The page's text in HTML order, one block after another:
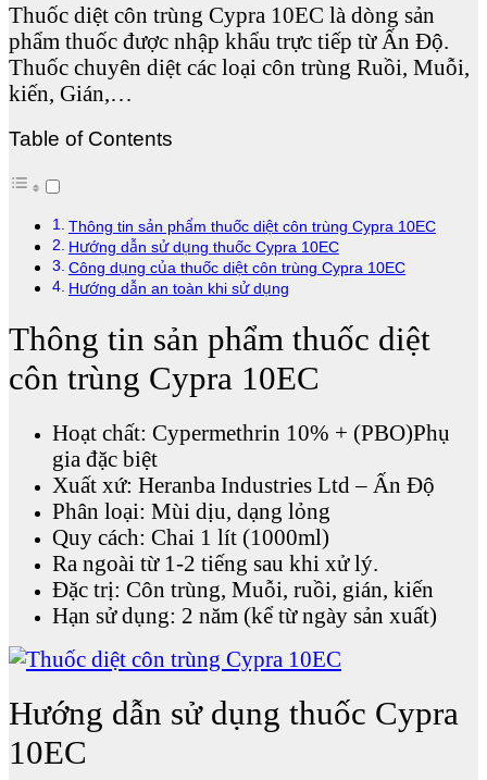
Thuốc diệt côn trùng Cypra 10EC là dòng sản
phẩm thuốc được nhập khẩu trực tiếp từ Ấn Độ.
Thuốc chuyên diệt các loại côn trùng Ruồi, Muỗi,
kiến, Gián,…
Table of Contents
Thông tin sản phẩm thuốc diệt côn trùng Cypra 10EC
Hướng dẫn sử dụng thuốc Cypra 10EC
Công dụng của thuốc diệt côn trùng Cypra 10EC
Hướng dẫn an toàn khi sử dụng
Thông tin sản phẩm thuốc diệt
côn trùng Cypra 10EC
Hoạt chất: Cypermethrin 10% + (PBO)Phụ
gia đặc biệt
Xuất xứ: Heranba Industries Ltd – Ấn Độ
Phân loại: Mùi dịu, dạng lỏng
Quy cách: Chai 1 lít (1000ml)
Ra ngoài từ 1-2 tiếng sau khi xử lý.
Đặc trị: Côn trùng, Muỗi, ruồi, gián, kiến
Hạn sử dụng: 2 năm (kể từ ngày sản xuất)
Hướng dẫn sử dụng thuốc Cypra
10EC